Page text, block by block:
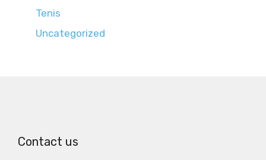
Tenis
Uncategorized
Contact us